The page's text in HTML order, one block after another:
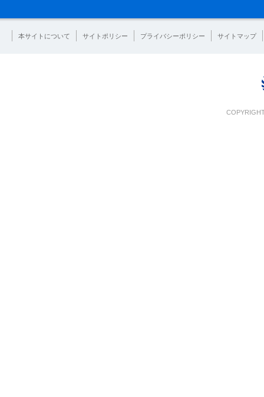
本サイトについて サイトポリシー プライバシーポリシー サイトマップ